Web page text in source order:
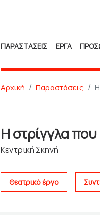
ΠΑΡΑΣΤΑΣΕΙΣ ΕΡΓΑ
Αρχική Παραστάσεις
Η στρίγγλα που
Κεντρική Σκηνή
Θεατρικό έργο